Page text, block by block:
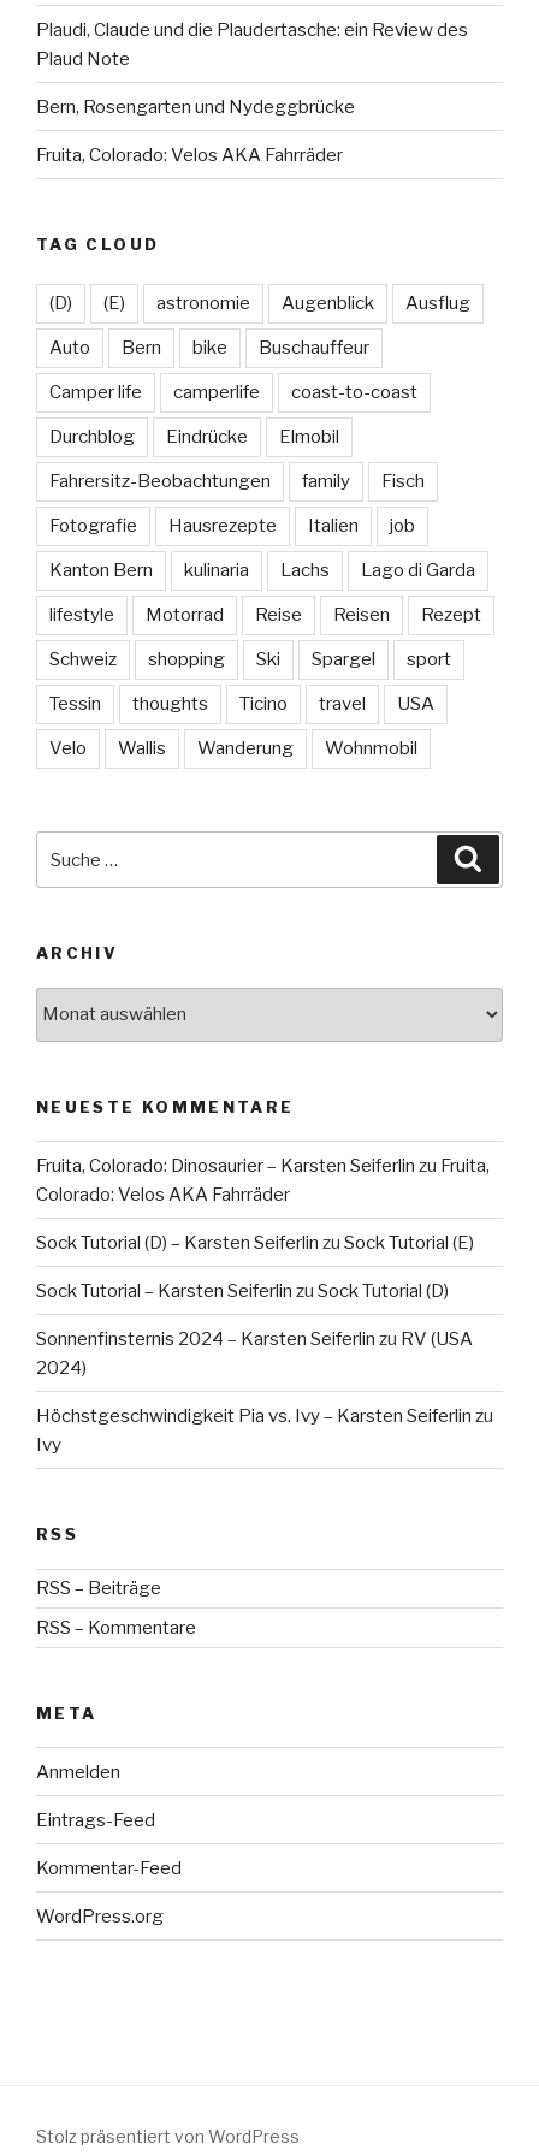
Plaudi, Claude und die Plaudertasche: ein Review des
Plaud Note
Bern, Rosengarten und Nydeggbrücke
Fruita, Colorado: Velos AKA Fahrräder
TAG CLOUD
(D) (E) astronomie Augenblick Ausflug
Auto Bern bike Buschauffeur
Camper life camperlife coast-to-coast
Durchblog Eindrücke Elmobil
Fahrersitz-Beobachtungen family Fisch
Fotografie Hausrezepte Italien job
Kanton Bern kulinaria Lachs Lago di Garda
lifestyle Motorrad Reise Reisen Rezept
Schweiz shopping Ski Spargel sport
Tessin thoughts Ticino travel USA
Velo Wallis Wanderung Wohnmobil
nach:
ARCHIV
NEUESTE KOMMENTARE
Fruita, Colorado: Dinosaurier – Karsten Seiferlin zu Fruita,
Colorado: Velos AKA Fahrräder
Sock Tutorial (D) – Karsten Seiferlin zu Sock Tutorial (E)
Sock Tutorial – Karsten Seiferlin zu Sock Tutorial (D)
Sonnenfinsternis 2024 – Karsten Seiferlin zu RV (USA
2024)
Höchstgeschwindigkeit Pia vs. Ivy – Karsten Seiferlin zu
Ivy
RSS
RSS – Beiträge
RSS – Kommentare
META
Anmelden
Eintrags-Feed
Kommentar-Feed
WordPress.org
Stolz präsentiert von WordPress